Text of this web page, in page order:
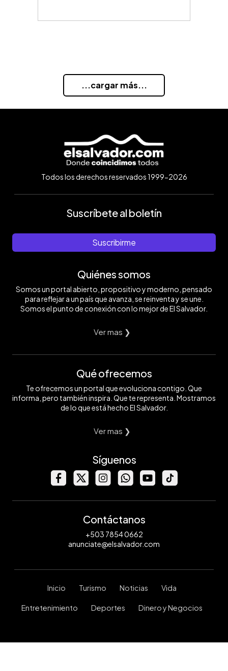
...cargar más...
Todos los derechos reservados 1999-2026
Suscríbete al boletín
Suscribirme
Quiénes somos
Somos un portal abierto, propositivo y moderno, pensado
para reflejar a un país que avanza, se reinventa y se une.
Somos el punto de conexión con lo mejor de El Salvador.
Ver mas ❯
Qué ofrecemos
Te ofrecemos un portal que evoluciona contigo. Que
informa, pero también inspira. Que te representa. Mostramos
de lo que está hecho El Salvador.
Ver mas ❯
Síguenos
Contáctanos
+503 7854 0662
anunciate@elsalvador.com
Inicio Turismo Noticias Vida
Entretenimiento Deportes Dinero y Negocios